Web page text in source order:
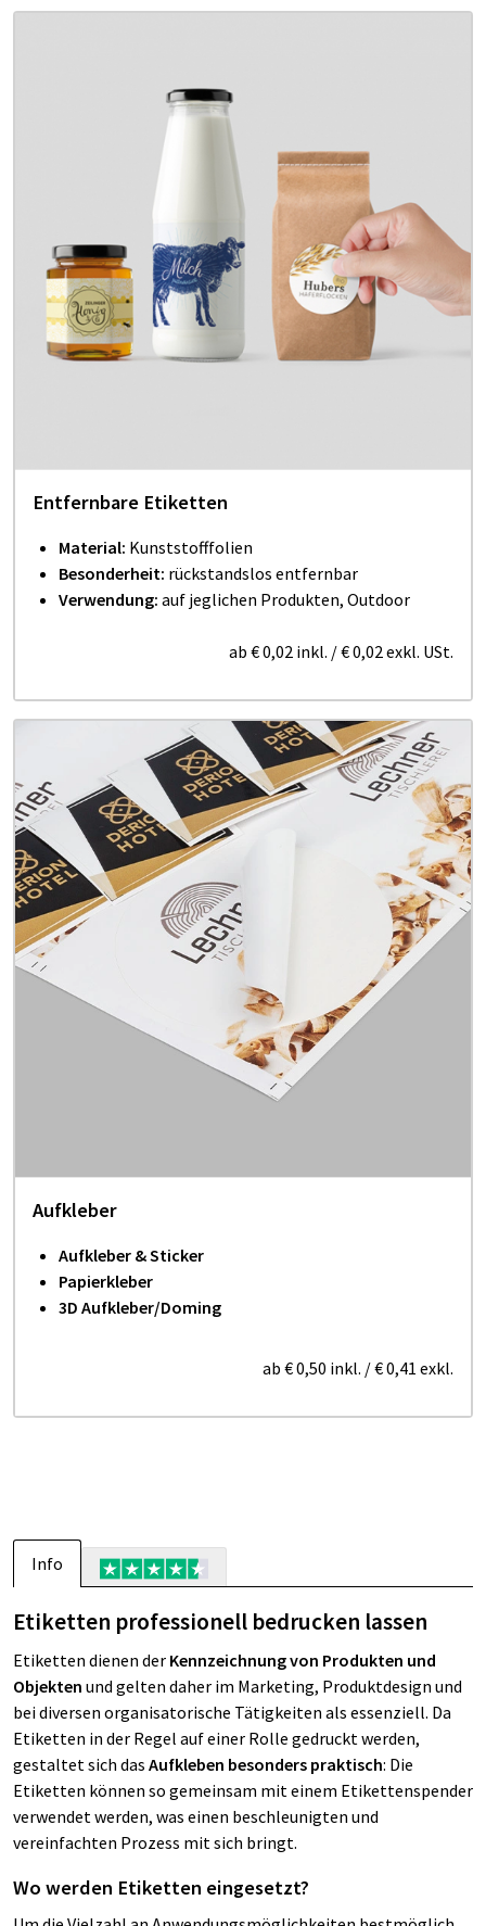
Entfernbare Etiketten
Material: Kunststofffolien
Besonderheit: rückstandslos entfernbar
Verwendung: auf jeglichen Produkten, Outdoor
ab € 0,02 inkl. /€ 0,02exkl. USt.
Aufkleber
Aufkleber & Sticker
Papierkleber
3D Aufkleber/Doming
ab € 0,50 inkl. /€ 0,41 exkl.
Info
Etiketten professionell bedrucken lassen
Etiketten dienen der Kennzeichnung von Produkten und
Objekten und gelten daher im Marketing, Produktdesign und
bei diversen organisatorische Tätigkeiten als essenziell. Da
Etiketten in der Regel auf einer Rolle gedruckt werden,
gestaltet sich das Aufkleben besonders praktisch: Die
Etiketten können so gemeinsam mit einem Etikettenspender
verwendet werden, was einen beschleunigten und
vereinfachten Prozess mit sich bringt.
Wo werden Etiketten eingesetzt?